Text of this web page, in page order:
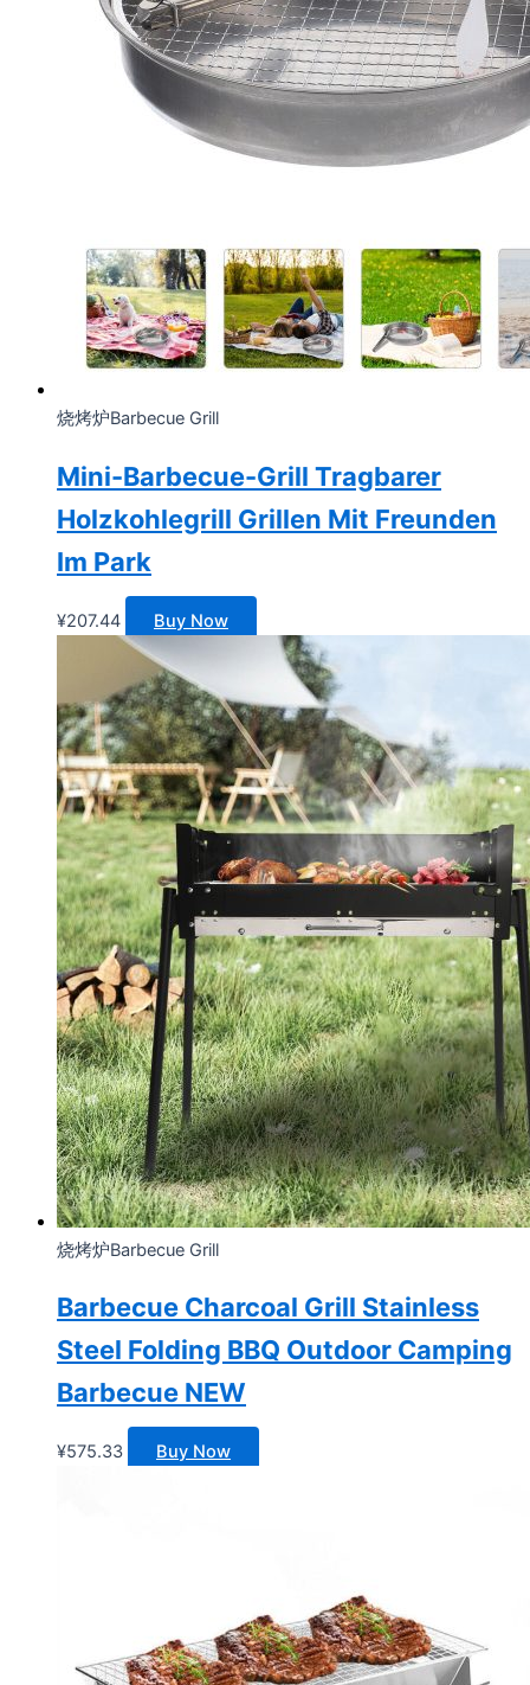
烧烤炉Barbecue Grill
Mini-Barbecue-Grill Tragbarer
Holzkohlegrill Grillen Mit Freunden
Im Park
¥207.44 Buy Now
烧烤炉Barbecue Grill
Barbecue Charcoal Grill Stainless
Steel Folding BBQ Outdoor Camping
Barbecue NEW
¥575.33 Buy Now